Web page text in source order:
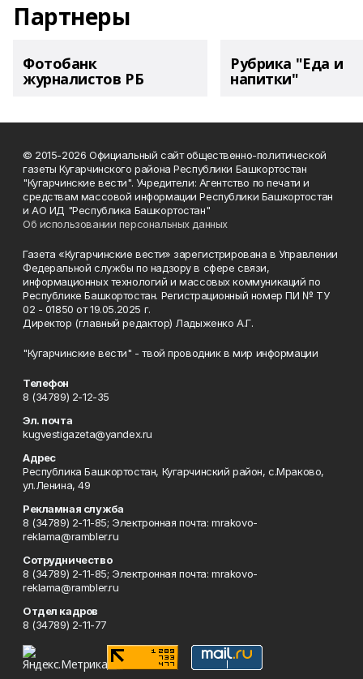
Партнеры
Фотобанк
журналистов РБ
Рубрика "Еда и
напитки"
© 2015-2026 Официальный сайт общественно-политической
газеты Кугарчинского района Республики Башкортостан
"Кугарчинские вести". Учредители: Агентство по печати и
средствам массовой информации Республики Башкортостан
и АО ИД "Республика Башкортостан"
Об использовании персональных данных
Газета «Кугарчинские вести» зарегистрирована в Управлении
Федеральной службы по надзору в сфере связи,
информационных технологий и массовых коммуникаций по
Республике Башкортостан. Регистрационный номер ПИ № ТУ
02 - 01850 от 19.05.2025 г.
Директор (главный редактор) Ладыженко А.Г.
"Кугарчинские вести" - твой проводник в мир информации
Телефон
8 (34789) 2-12-35
Эл. почта
kugvestigazeta@yandex.ru
Адрес
Республика Башкортостан, Кугарчинский район, с.Мраково,
ул.Ленина, 49
Рекламная служба
8 (34789) 2-11-85; Электронная почта: mrakovo-
reklama@rambler.ru
Сотрудничество
8 (34789) 2-11-85; Электронная почта: mrakovo-
reklama@rambler.ru
Отдел кадров
8 (34789) 2-11-77